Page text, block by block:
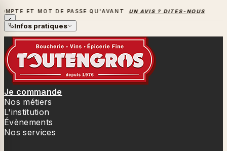
MOT DE PASSE QU'AVANT UN AVIS ? DITES-NOUS TOUT →
LA SAISON DES BARBECUES BAT SON PLEIN
Infos pratiques
Je commande
Nos métiers
L'institution
Évènements
Nos services